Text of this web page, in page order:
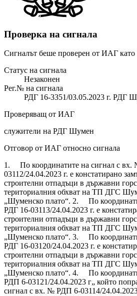
Проверка на сигнала
Сигналът беше проверен от ИАГ като
Статус на сигнала
Незаконен
Рег.№ на сигнала
РДГ 16-3351/03.05.2023 г. РДГ
Проверяващ от ИАГ
служители на РДГ Шумен
Отговор от ИАГ относно сигнала
1. По координатите на сигнал с вх.
03112/24.04.2023 г. е констатирано
строителни отпадъци в държавни
териториалния обхват на ТП ДГС
„Шуменско плато“. 2. По
РДГ 16-03113/24.04.2023 г. е
строителни отпадъци в държавни
териториалния обхват на ТП ДГС
„Шуменско плато“. 3. По
РДГ 16-03120/24.04.2023 г. е
строителни отпадъци в държавни
териториалния обхват на ТП ДГС
„Шуменско плато“. 4. По
РДП 6-03121/24.04.2023 г„ който
сигнал с вх. № РДП 6-03114/24.04.2023